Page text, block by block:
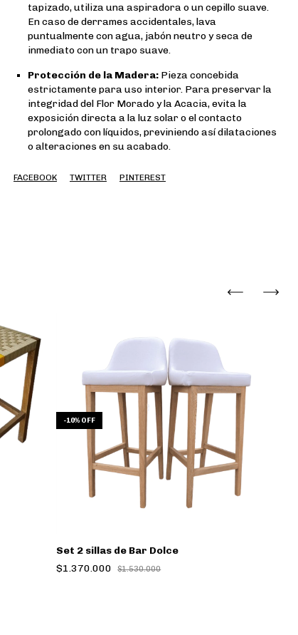
tapizado, utiliza una aspiradora o un cepillo suave.
En caso de derrames accidentales, lava
puntualmente con agua, jabón neutro y seca de
inmediato con un trapo suave.
Protección de la Madera: Pieza concebida
estrictamente para uso interior. Para preservar la
integridad del Flor Morado y la Acacia, evita la
exposición directa a la luz solar o el contacto
prolongado con líquidos, previniendo así dilataciones
o alteraciones en su acabado.
FACEBOOK TWITTER PINTEREST
-10% OFF
Set 2 sillas de Bar Dolce
$1.370.000
$1.530.000